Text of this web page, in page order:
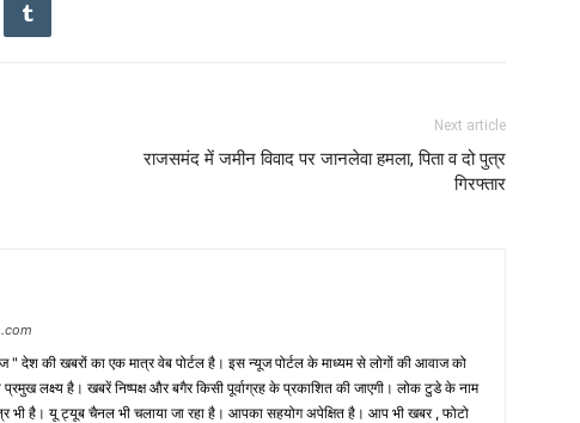
Next article
राजसमंद में जमीन विवाद पर जानलेवा हमला, पिता व दो पुत्र
गिरफ्तार
देश की खबरों का एक मात्र वेब पोर्टल है। इस न्यूज पोर्टल के माध्यम से लोगों की आवाज को
प्रमुख लक्ष्य है। खबरें निष्पक्ष और बगैर किसी पूर्वाग्रह के प्रकाशित की जाएगी। लोक टुडे के नाम
भी है। यू ट्यूब चैनल भी चलाया जा रहा है। आपका सहयोग अपेक्षित है। आप भी खबर , फोटो